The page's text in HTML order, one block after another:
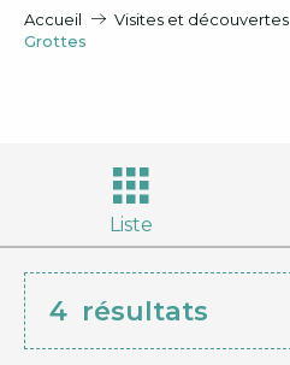
Accueil Visites et découvertes
Grottes
Liste
4 résultats